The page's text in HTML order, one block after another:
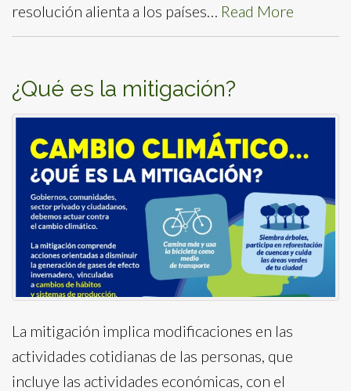
resolución alienta a los países… Read More
¿Qué es la mitigación?
La mitigación implica modificaciones en las
actividades cotidianas de las personas, que
incluye las actividades económicas, con el